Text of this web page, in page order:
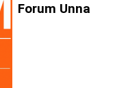
Forum Unna